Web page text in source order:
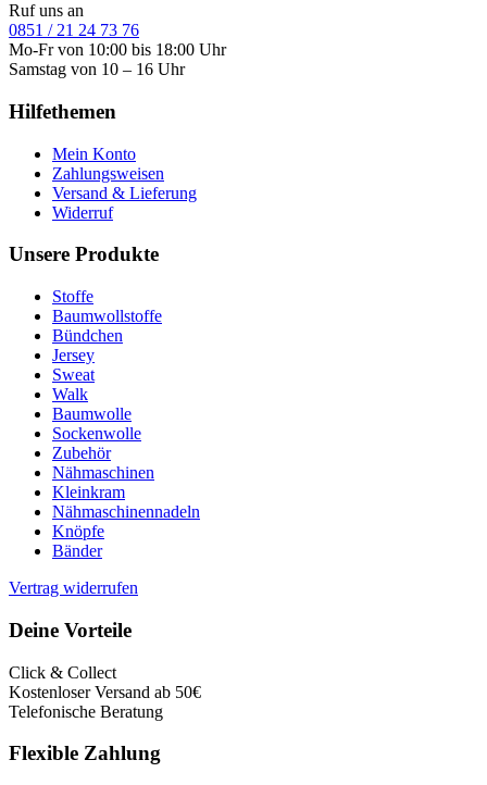
Ruf uns an
0851 / 21 24 73 76
Mo-Fr von 10:00 bis 18:00 Uhr
Samstag von 10 – 16 Uhr
Hilfethemen
Mein Konto
Zahlungsweisen
Versand & Lieferung
Widerruf
Unsere Produkte
Stoffe
Baumwollstoffe
Bündchen
Jersey
Sweat
Walk
Baumwolle
Sockenwolle
Zubehör
Nähmaschinen
Kleinkram
Nähmaschinennadeln
Knöpfe
Bänder
Vertrag widerrufen
Deine Vorteile
Click & Collect
Kostenloser Versand ab 50€
Telefonische Beratung
Flexible Zahlung